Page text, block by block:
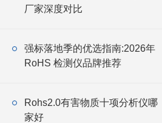
厂家深度对比
强标落地季的优选指南:2026年
RoHS 检测仪品牌推荐
Rohs2.0有害物质十项分析仪哪
家好